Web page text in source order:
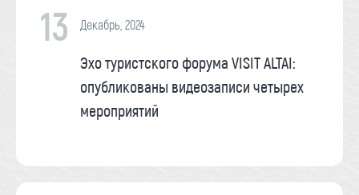
13 Декабрь, 2024
Эхо туристского форума VISIT ALTAI:
опубликованы видеозаписи четырех
мероприятий